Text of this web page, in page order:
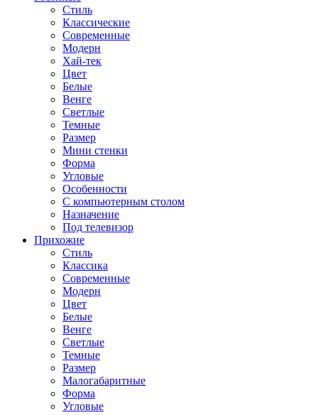
Стиль
Классические
Современные
Модерн
Хай-тек
Цвет
Белые
Венге
Светлые
Темные
Размер
Мини стенки
Форма
Угловые
Особенности
С компьютерным столом
Назначение
Под телевизор
Прихожие
Стиль
Классика
Современные
Модерн
Цвет
Белые
Венге
Светлые
Темные
Размер
Малогабаритные
Форма
Угловые